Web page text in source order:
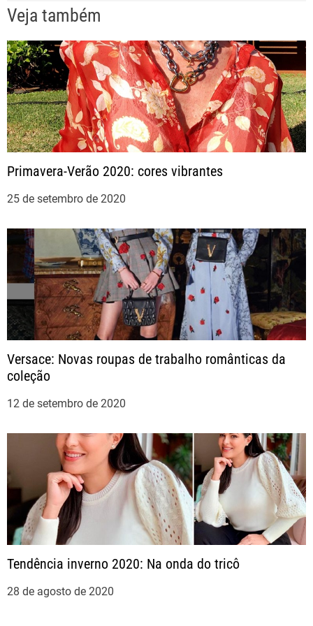
g
a
ç
ã
o
d
e
P
o
s
t
Veja também
Primavera-Verão 2020: cores vibrantes
25 de setembro de 2020
Versace: Novas roupas de trabalho românticas da
coleção
12 de setembro de 2020
Tendência inverno 2020: Na onda do tricô
28 de agosto de 2020